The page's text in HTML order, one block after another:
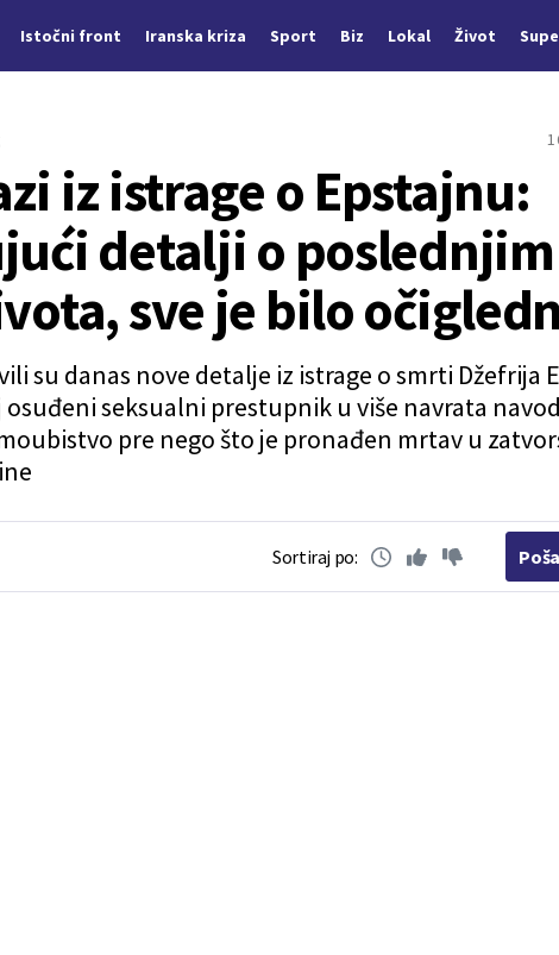
Istočni front Iranska kriza Sport Biz Lokal Život
iz istrage o Epstajnu:
detalji o poslednjim
sve je bilo
su danas nove detalje iz istrage o smrti Džefrija
osuđeni seksualni prestupnik u više navrata
pre nego što je pronađen mrtav u
Sortiraj po: